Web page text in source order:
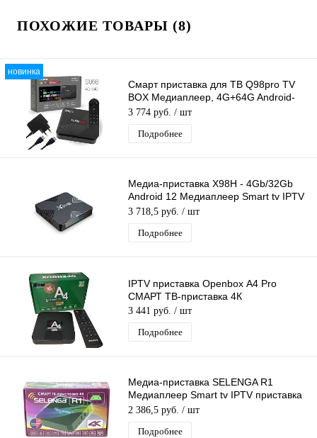
ПОХОЖИЕ ТОВАРЫ (8)
новинка
Смарт приставка для ТВ Q98pro TV
BOX Медиаплеер, 4G+64G Android-
приставка цифровая для телевизора
3 774 руб. / шт
Подробнее
Медиа-приставка X98H - 4Gb/32Gb
Android 12 Медиаплеер Smart tv IPTV
OTT WiFi приставка 4K
3 718,5 руб. / шт
Подробнее
IPTV приставка Openbox А4 Pro
СМАРТ ТВ-приставка 4К
3 441 руб. / шт
Подробнее
Медиа-приставка SELENGA R1
Медиаплеер Smart tv IPTV приставка
4K
2 386,5 руб. / шт
Подробнее